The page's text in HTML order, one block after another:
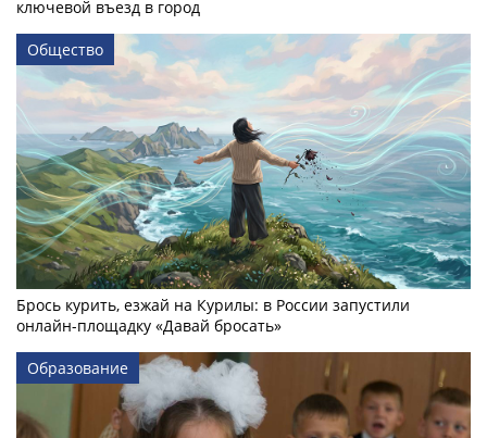
ключевой въезд в город
Общество
Брось курить, езжай на Курилы: в России запустили
онлайн-­площадку «Давай бросать»
Образование